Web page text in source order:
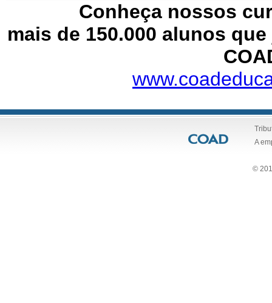
Conheça nossos
mais de 150.000 alunos
A
©